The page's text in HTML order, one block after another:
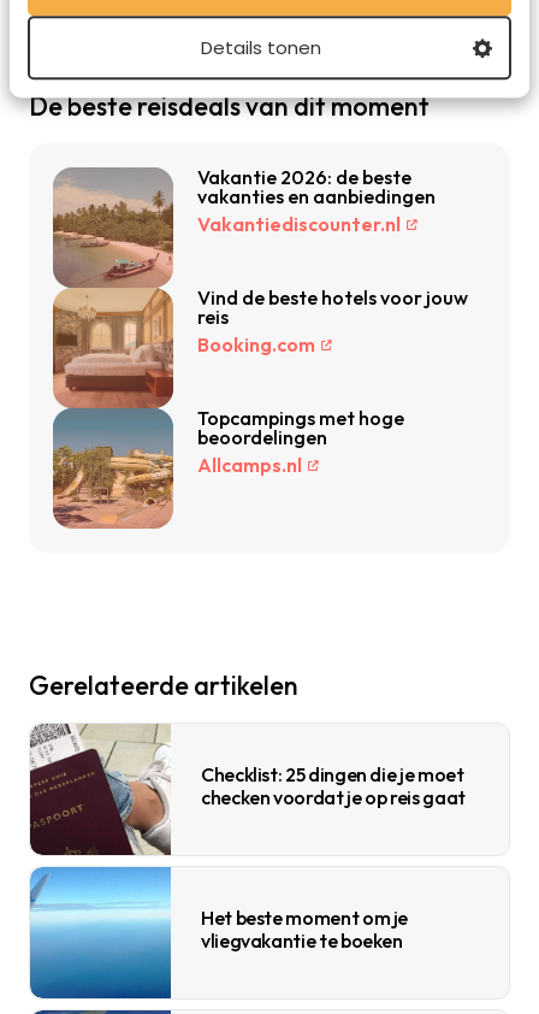
Details tonen
De beste reisdeals van dit moment
Vakantie 2026: de beste
vakanties en aanbiedingen
Vakantiediscounter.nl
Vind de beste hotels voor jouw
reis
Booking.com
Topcampings met hoge
beoordelingen
Allcamps.nl
Gerelateerde artikelen
Checklist: 25 dingen die je moet
checken voordat je op reis gaat
Het beste moment om je
vliegvakantie te boeken